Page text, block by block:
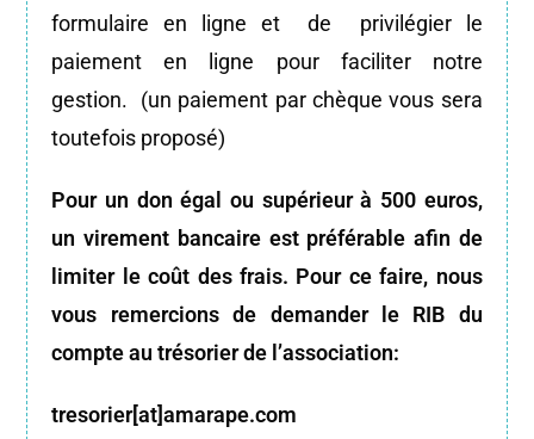
formulaire en ligne et de privilégier le
paiement en ligne pour faciliter notre
gestion. (un paiement par chèque vous sera
toutefois proposé)
Pour un don égal ou supérieur à 500 euros,
un virement bancaire est préférable afin de
limiter le coût des frais. Pour ce faire, nous
vous remercions de demander le RIB du
compte au trésorier de l’association:
tresorier[at]amarape.com